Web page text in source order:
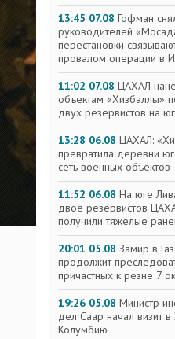
13:45 07.08 Гофман
руководителей
перестановки
провалом операции в
11:02 07.08 ЦАХАЛ
объектам «Хизбаллы»
двух резервистов на
13:28 06.08 ЦАХАЛ:
превратила деревни
сеть военных объектов
11:52 06.08 На юге
двое резервистов
получили тяжелые
20:01 05.08 Замир в
продолжит
причастных к резне 7
19:26 05.08 Министр
дел Саар начал визит
Колумбию